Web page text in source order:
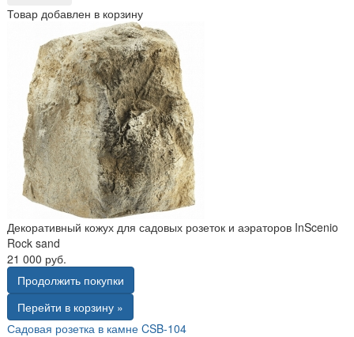
Товар добавлен в корзину
Декоративный кожух для садовых розеток и аэраторов InScenio
Rock sand
21 000 руб.
Продолжить покупки
Перейти в корзину »
Садовая розетка в камне CSB-104